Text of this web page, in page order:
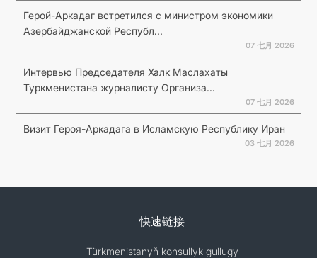
Герой-Аркадаг встретился с министром экономики
Азербайджанской Республ...
07 七月 2026
Интервью Председателя Халк Маслахаты
Туркменистана журналисту Организа...
07 七月 2026
Визит Героя-Аркадага в Исламскую Республику Иран
03 七月 2026
快速链接
Türkmenistanyň konsullyk gullugy